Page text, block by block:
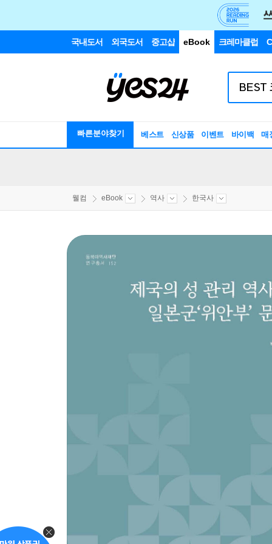
국내도서 외국도서 중고샵 eBook 크레마클럽
빠른분야찾기 베스트 신상품 이벤트 바이백 매
웰컴 eBook 역사 한국사